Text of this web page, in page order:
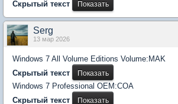
Скрытый текст
Serg
13 мар 2026
Windows 7 All Volume Editions Volume:MAK
Скрытый текст
Windows 7 Professional OEM:COA
Скрытый текст